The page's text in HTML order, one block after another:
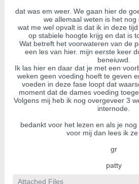
dat was em weer. We gaan hier de
we allemaal weten is het nog
wat me wel opvalt is dat ik in deze
op stabiele hoogte krijg en dat is
Wat betreft het voorwateren van de
een les van hier. mijn eerste keer
beneiuwd.
Ik las hier en daar dat je met een
weken geen voeding hoeft te geven
voeden in deze fase loopt dat
moment dat de dames voeding
Volgens mij heb ik nog overgeveer 3
internode.
bedankt voor het lezen en als je
voor mij dan lees ik ze
gr
patty
Attached Files